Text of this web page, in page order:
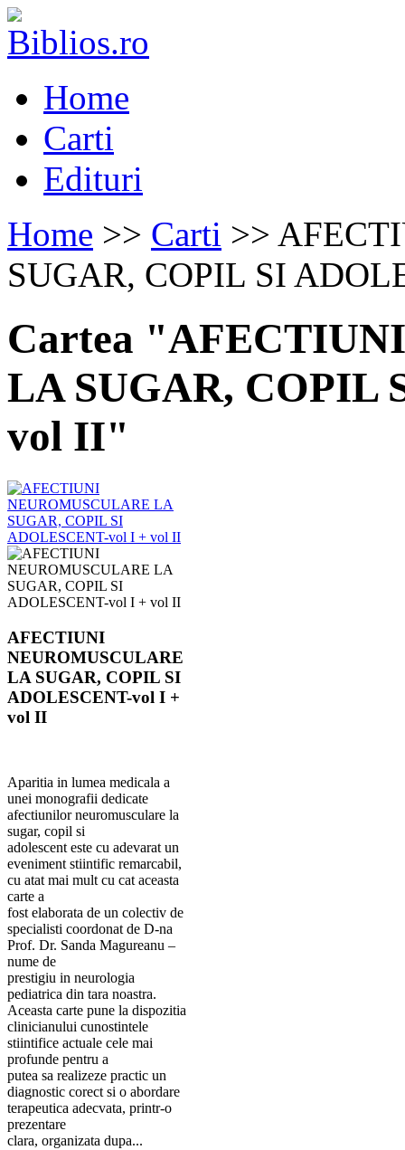
Home
Carti
Edituri
Home >> Carti >>
SUGAR, COPIL SI
Cartea
LA SUGAR, COPIL
vol II"
AFECTIUNI
NEUROMUSCULARE
LA SUGAR, COPIL SI
ADOLESCENT-vol I +
vol II
Aparitia in lumea medicala a
unei monografii dedicate
afectiunilor neuromusculare la
sugar, copil si
adolescent este cu adevarat un
eveniment stiintific remarcabil,
cu atat mai mult cu cat aceasta
carte a
fost elaborata de un colectiv de
specialisti coordonat de D-na
Prof. Dr. Sanda Magureanu –
nume de
prestigiu in neurologia
pediatrica din tara noastra.
Aceasta carte pune la dispozitia
clinicianului cunostintele
stiintifice actuale cele mai
profunde pentru a
putea sa realizeze practic un
diagnostic corect si o abordare
terapeutica adecvata, printr-o
prezentare
clara, organizata dupa...